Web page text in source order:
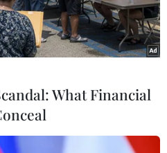
What Financial